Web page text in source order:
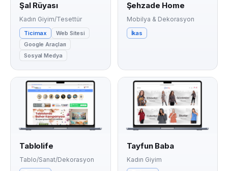
Şal Rüyası
Kadın Giyim/Tesettür
Ticimax
Web Sitesi
Google Araçları
Sosyal Medya
Şehzade Home
Mobilya & Dekorasyon
İkas
Tablolife
Tablo/Sanat/Dekorasyon
Tayfun Baba
Kadın Giyim